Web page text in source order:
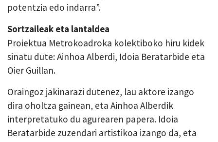
potentzia edo indarra”.
Sortzaileak eta lantaldea
Proiektua Metrokoadroka kolektiboko hiru kidek
sinatu dute: Ainhoa Alberdi, Idoia Beratarbide eta
Oier Guillan.
Oraingoz jakinarazi dutenez, lau aktore izango
dira oholtza gainean, eta Ainhoa Alberdik
interpretatuko du agurearen papera. Idoia
Beratarbide zuzendari artistikoa izango da, eta